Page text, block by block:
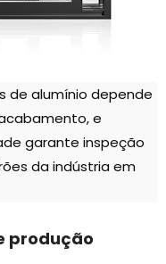
de alumínio depende
e
garante inspeção
da indústria em
produção